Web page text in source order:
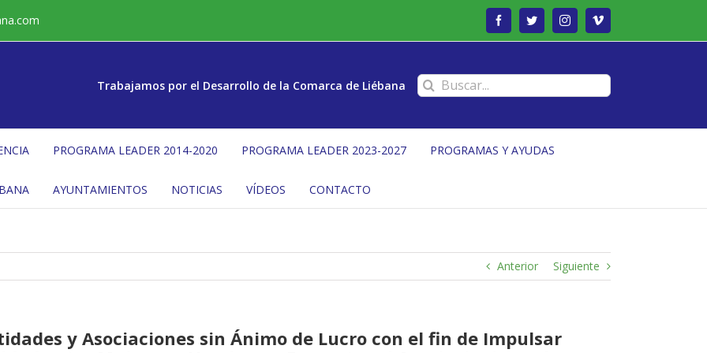
FacebookTwitterInstagramVimeo
Trabajamos por el Desarrollo de la Comarca de Liébana Buscar:
PROGRAMA LEADER 2014-2020 PROGRAMA LEADER 2023-2027 PROGRAMAS Y AYUDAS
AYUNTAMIENTOS NOTICIAS VÍDEOS CONTACTO
Anterior Siguiente
y Asociaciones sin Ánimo de Lucro con el fin de Impulsar